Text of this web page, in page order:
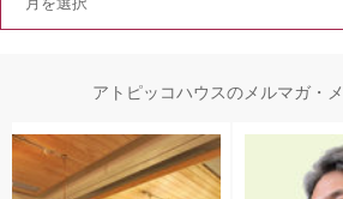
アトピッコハウスのメルマガ・